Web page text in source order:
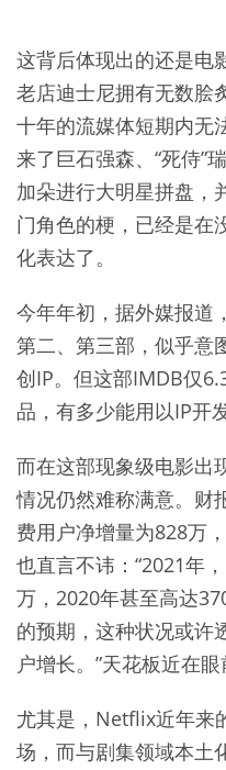
这背后体现出的还是电
老店迪士尼拥有无数脍
十年的流媒体短期内无
来了巨石强森、“死侍”
加朵进行大明星拼盘，
门角色的梗，已经是在
化表达了。
今年年初，据外媒报道
第二、第三部，似乎意
创IP。但这部IMDB仅
品，有多少能用以IP开
而在这部现象级电影出
情况仍然难称满意。财
费用户净增量为828万
也直言不讳：“2021年
万，2020年甚至高达
的预期，这种状况或许
户增长。”天花板近在眼
尤其是，Netflix近年来
场，而与剧集领域本土